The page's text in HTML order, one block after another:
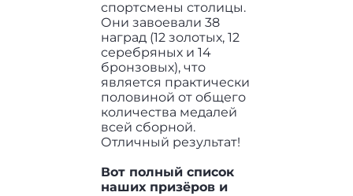
спортсмены столицы.
Они завоевали 38
наград (12 золотых, 12
серебряных и 14
бронзовых), что
является практически
половиной от общего
количества медалей
всей сборной.
Отличный результат!
Вот полный список
наших призёров и